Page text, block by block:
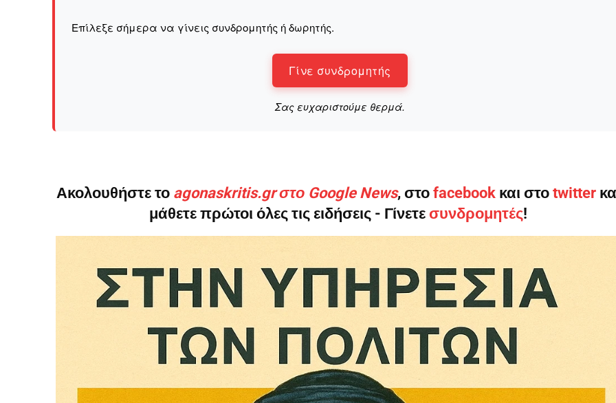
Επίλεξε σήμερα να γίνεις συνδρομητής ή δωρητής.
Γίνε συνδρομητής
Σας ευχαριστούμε θερμά.
Ακολουθήστε το agonaskritis.gr στο Google News, στο facebook και στο twitter
μάθετε πρώτοι όλες τις ειδήσεις - Γίνετε συνδρομητές!